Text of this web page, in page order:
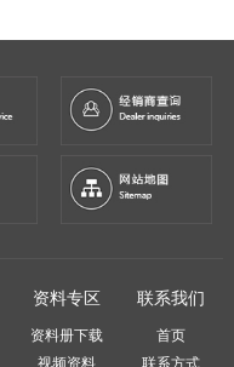
资料专区
资料册下载
视频资料
联系我们
首页
联系方式